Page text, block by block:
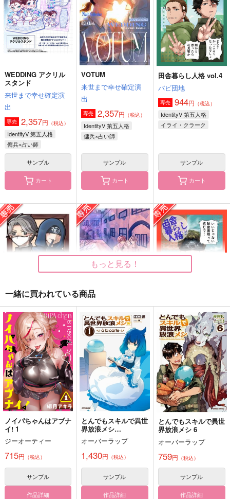
円（税込）
イライ・クラーク
サンプル
円 （税込）
イライ・クラーク
サンプル
作品詳細
1,887円（税込）
実休光忠×燭台切光忠
サンプル
作品詳細
スタンド
来世まで幸せ確定演
出
2,357円（税込）
傭兵×占い師
サンプル
作品詳細
しょう
クラゲ狂想曲
1,100円（税込）
納棺師×占い師
サンプル
深海公園
472円（税込）
ジョゼフ×イソップ
サンプル
箱庭の人形
ネルモア
944円 （税込）
火災調査員×人形師
サンプル
明くる日の約定
夜に寝る
2,672円 （税込）
夜の番人×夜の番人(兄)
サンプル
共犯者・前編
菫青石
629円 （税込）
ジョゼフ×イソップ
サンプル
WEDDING アクリル
スタンド
来世まで幸せ確定演
出
専売 2,357円 （税込）
IdentityV 第五人格
傭兵×占い師
サンプル
カート
VOTUM
来世まで幸せ確定演
出
専売 2,357円 （税込）
IdentityV 第五人格
傭兵×占い師
サンプル
カート
田舎暮らし人格 vol.4
バビ団地
専売 944円 （税込）
IdentityV 第五人格
イライ・クラーク
サンプル
カート
納占でコピキャどうで
しょう
クラゲ狂想曲
専売 1,100円（税込）
IdentityV 第五人格
納棺師×占い師
サンプル
カート
Silver lining
Anoekumene
専売 600 （税込）
IdentityV 第五人格
占い師×納棺師
サンプル
カート
田舎暮らし人格 vol.2
バビ団地
専売 944円（税込）
IdentityV 第五人格
イライ・クラーク
ナワーブ・サベダー
ノートン・キャンベル
サンプル
カート
もっと見る！
一緒に買われている商品
ノイパちゃんはアブナ
イ! 1
ジーオーティー
715円 （税込）
サンプル
作品詳細
とんでもスキルで異世
界放浪メシ
a la carte 1
オーバーラップ
1,430円 （税込）
サンプル
作品詳細
とんでもスキルで異世
界放浪メシ 6
オーバーラップ
759円 （税込）
サンプル
作品詳細